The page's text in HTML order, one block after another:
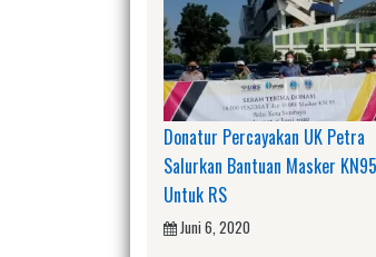
Donatur Percayakan UK Petra
Salurkan Bantuan Masker KN95
Untuk RS
Juni 6, 2020